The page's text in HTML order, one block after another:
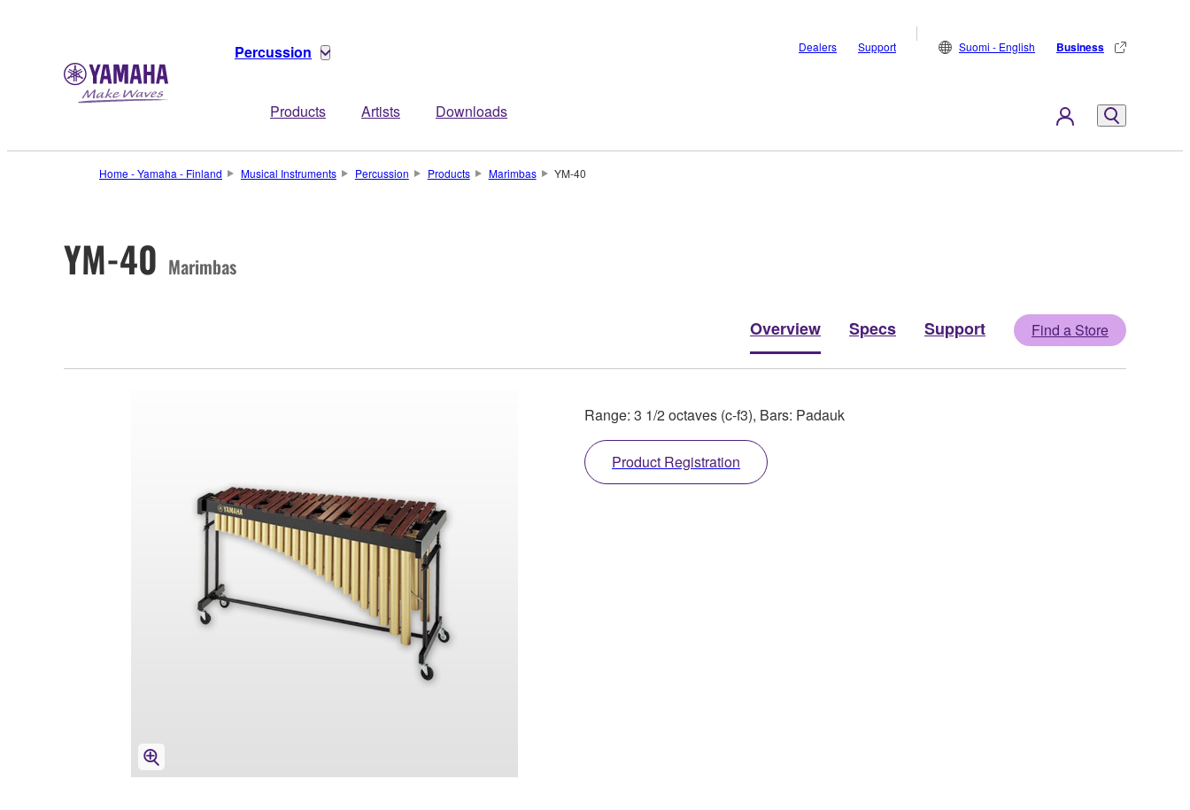
Percussion
Products Artists Downloads
Dealers Support Suomi - English Business
Home - Yamaha - Finland Musical Instruments Percussion Products Marimbas YM-40
YM-40 Marimbas
Overview Specs Support Find a Store
Range: 3 1/2 octaves (c-f3), Bars: Padauk
Product Registration